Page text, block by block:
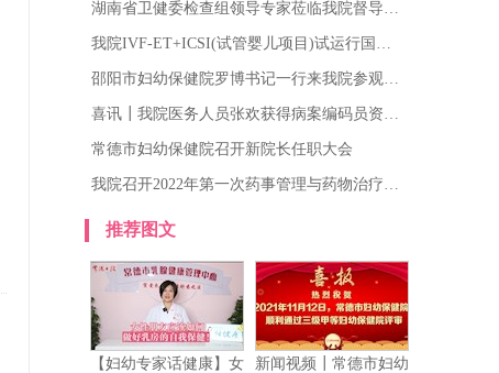
湖南省卫健委检查组领导专家莅临我院督导…
我院IVF-ET+ICSI(试管婴儿项目)试运行国…
邵阳市妇幼保健院罗博书记一行来我院参观…
喜讯┃我院医务人员张欢获得病案编码员资…
常德市妇幼保健院召开新院长任职大会
我院召开2022年第一次药事管理与药物治疗…
推荐图文
【妇幼专家话健康】女
新闻视频┃常德市妇幼